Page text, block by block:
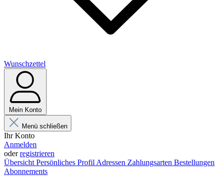
Wunschzettel
Mein Konto
Menü schließen
Ihr Konto
Anmelden
oderregistrieren
Übersicht Persönliches Profil Adressen Zahlungsarten Bestellungen
Abonnements